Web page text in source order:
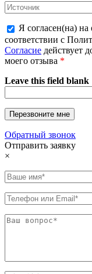
Я согласен(на)
соответствии с
Согласие действует
моего отзыва *
Leave this field blank
Обратный звонок
Отправить заявку
×